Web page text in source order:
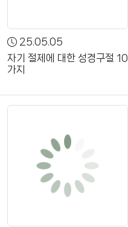
25.05.05
자기 절제에 대한 성경구절 10
가지